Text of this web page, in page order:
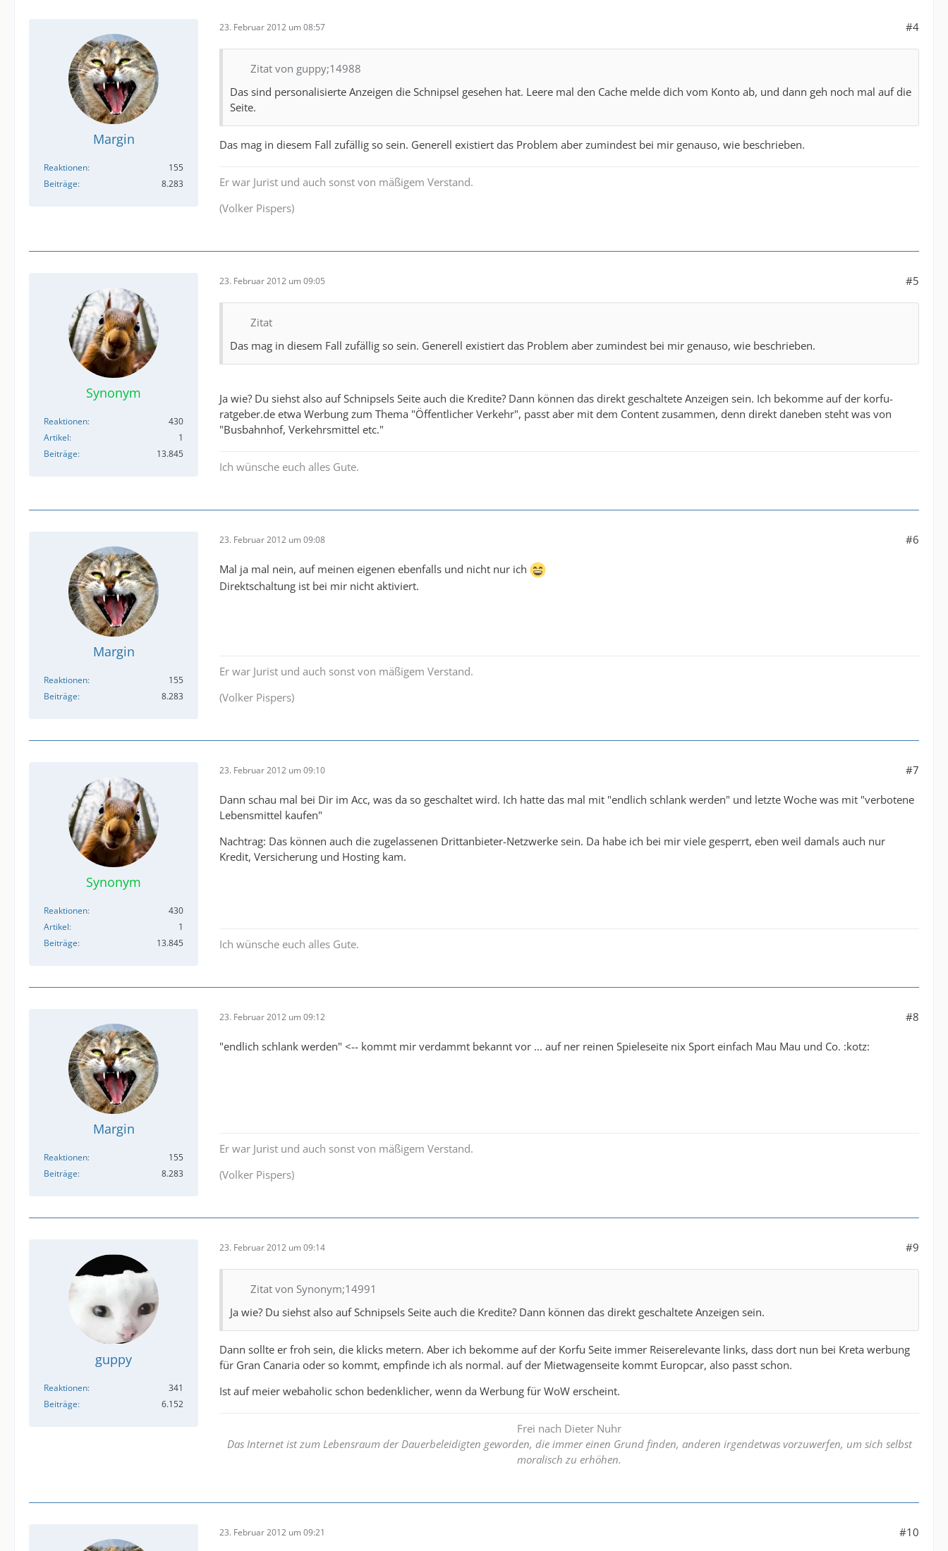
Margin
Reaktionen
155
Beiträge
8.283
23. Februar 2012 um 08:57 #4
Zitat von guppy;14988
Das sind personalisierte Anzeigen die Schnipsel gesehen hat. Leere mal den Cache melde dich vom Konto ab, und dann geh noch mal auf die
Seite.
Das mag in diesem Fall zufällig so sein. Generell existiert das Problem aber zumindest bei mir genauso, wie beschrieben.
Er war Jurist und auch sonst von mäßigem Verstand.
(Volker Pispers)
Synonym
Reaktionen
430
Artikel
1
Beiträge
13.845
23. Februar 2012 um 09:05 #5
Zitat
Das mag in diesem Fall zufällig so sein. Generell existiert das Problem aber zumindest bei mir genauso, wie beschrieben.
Ja wie? Du siehst also auf Schnipsels Seite auch die Kredite? Dann können das direkt geschaltete Anzeigen sein. Ich bekomme auf der korfu-
ratgeber.de etwa Werbung zum Thema "Öffentlicher Verkehr", passt aber mit dem Content zusammen, denn direkt daneben steht was von
"Busbahnhof, Verkehrsmittel etc."
Ich wünsche euch alles Gute.
Margin
Reaktionen
155
Beiträge
8.283
23. Februar 2012 um 09:08 #6
Mal ja mal nein, auf meinen eigenen ebenfalls und nicht nur ich
Direktschaltung ist bei mir nicht aktiviert.
Er war Jurist und auch sonst von mäßigem Verstand.
(Volker Pispers)
Synonym
Reaktionen
430
Artikel
1
Beiträge
13.845
23. Februar 2012 um 09:10 #7
Dann schau mal bei Dir im Acc, was da so geschaltet wird. Ich hatte das mal mit "endlich schlank werden" und letzte Woche was mit "verbotene
Lebensmittel kaufen"
Nachtrag: Das können auch die zugelassenen Drittanbieter-Netzwerke sein. Da habe ich bei mir viele gesperrt, eben weil damals auch nur
Kredit, Versicherung und Hosting kam.
Ich wünsche euch alles Gute.
Margin
Reaktionen
155
Beiträge
8.283
23. Februar 2012 um 09:12 #8
"endlich schlank werden" <-- kommt mir verdammt bekannt vor ... auf ner reinen Spieleseite nix Sport einfach Mau Mau und Co. :kotz:
Er war Jurist und auch sonst von mäßigem Verstand.
(Volker Pispers)
guppy
Reaktionen
341
Beiträge
6.152
23. Februar 2012 um 09:14 #9
Zitat von Synonym;14991
Ja wie? Du siehst also auf Schnipsels Seite auch die Kredite? Dann können das direkt geschaltete Anzeigen sein.
Dann sollte er froh sein, die klicks metern. Aber ich bekomme auf der Korfu Seite immer Reiserelevante links, dass dort nun bei Kreta werbung
für Gran Canaria oder so kommt, empfinde ich als normal. auf der Mietwagenseite kommt Europcar, also passt schon.
Ist auf meier webaholic schon bedenklicher, wenn da Werbung für WoW erscheint.
Frei nach Dieter Nuhr
Das Internet ist zum Lebensraum der Dauerbeleidigten geworden, die immer einen Grund finden, anderen irgendetwas vorzuwerfen, um sich selbst
moralisch zu erhöhen.
23. Februar 2012 um 09:21 #10